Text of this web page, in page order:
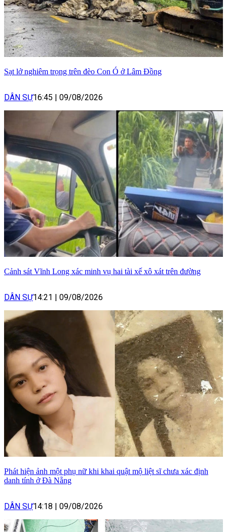
Sạt lở nghiêm trọng trên đèo Con Ó ở Lâm Đồng
DÂN SỰ16:45 09/08/2026
Cảnh sát Vĩnh Long xác minh vụ hai tài xế xô xát trên đường
DÂN SỰ14:21 09/08/2026
Phát hiện ảnh một phụ nữ khi khai quật mộ liệt sĩ chưa xác định
danh tính ở Đà Nẵng
DÂN SỰ14:18 09/08/2026